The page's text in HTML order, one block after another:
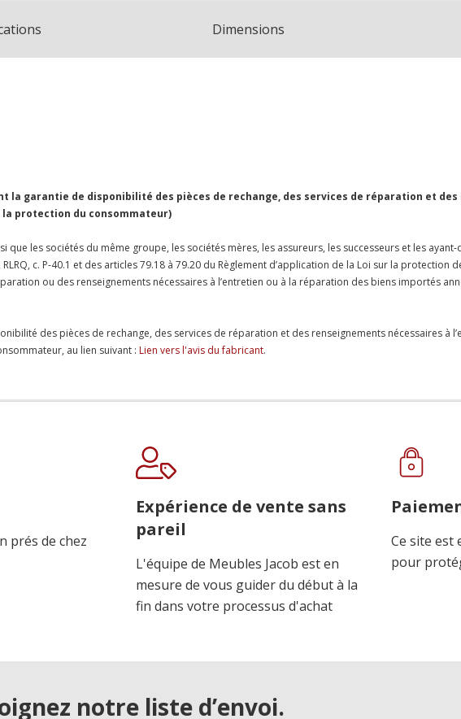
Dimensions
la garantie de disponibilité des pièces de rechange, des services de réparation et
protection du consommateur)
que les sociétés du même groupe, les sociétés mères, les assureurs, les successeurs et les
c. P-40.1 et des articles 79.18 à 79.20 du Règlement d’application de la Loi sur la protection
ou des renseignements nécessaires à l’entretien ou à la réparation des biens importés
des pièces de rechange, des services de réparation et des renseignements nécessaires à
au lien suivant : Lien vers l'avis du fabricant.
prés de chez
Expérience de vente sans
pareil
L'équipe de Meubles Jacob est en
mesure de vous guider du début à la
fin dans votre processus d'achat
Ce site est
pour
notre liste d’envoi.